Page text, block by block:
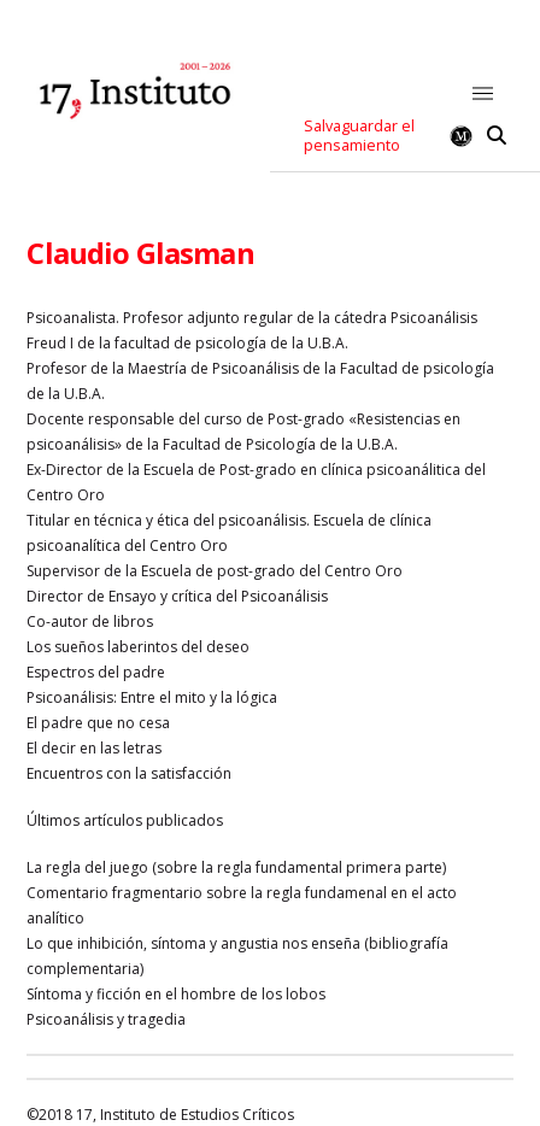
Salvaguardar el
pensamiento
Claudio Glasman
Psicoanalista. Profesor adjunto regular de la cátedra Psicoanálisis
Freud I de la facultad de psicología de la U.B.A.
Profesor de la Maestría de Psicoanálisis de la Facultad de psicología
de la U.B.A.
Docente responsable del curso de Post-grado «Resistencias en
psicoanálisis» de la Facultad de Psicología de la U.B.A.
Ex-Director de la Escuela de Post-grado en clínica psicoanálitica del
Centro Oro
Titular en técnica y ética del psicoanálisis. Escuela de clínica
psicoanalítica del Centro Oro
Supervisor de la Escuela de post-grado del Centro Oro
Director de Ensayo y crítica del Psicoanálisis
Co-autor de libros
Los sueños laberintos del deseo
Espectros del padre
Psicoanálisis: Entre el mito y la lógica
El padre que no cesa
El decir en las letras
Encuentros con la satisfacción
Últimos artículos publicados
La regla del juego (sobre la regla fundamental primera parte)
Comentario fragmentario sobre la regla fundamenal en el acto
analítico
Lo que inhibición, síntoma y angustia nos enseña (bibliografía
complementaria)
Síntoma y ficción en el hombre de los lobos
Psicoanálisis y tragedia
©2018 17, Instituto de Estudios Críticos